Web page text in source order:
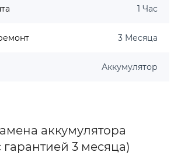
1 Час
3 Месяца
Аккумулятор
аккумулятора
гарантией 3 месяца)